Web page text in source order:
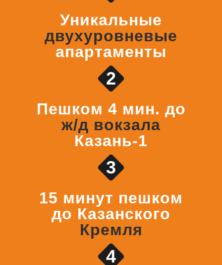
Уникальные
двухуровневые
апартаменты
15 минут пешком
до Казанского
Кремля
Пешком 4 мин. до
ж/д вокзала
Казань-1
2
3
4